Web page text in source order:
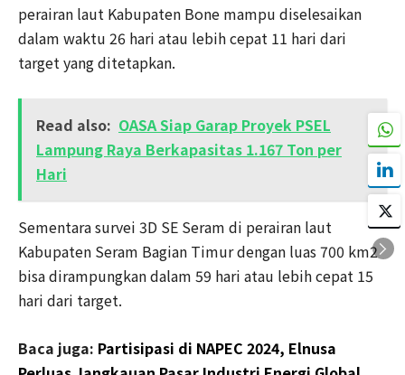
perairan laut Kabupaten Bone mampu diselesaikan
dalam waktu 26 hari atau lebih cepat 11 hari dari
target yang ditetapkan.
Read also: OASA Siap Garap Proyek PSEL
Lampung Raya Berkapasitas 1.167 Ton per
Hari
Sementara survei 3D SE Seram di perairan laut
Kabupaten Seram Bagian Timur dengan luas 700 km2
bisa dirampungkan dalam 59 hari atau lebih cepat 15
hari dari target.
Baca juga: Partisipasi di NAPEC 2024, Elnusa